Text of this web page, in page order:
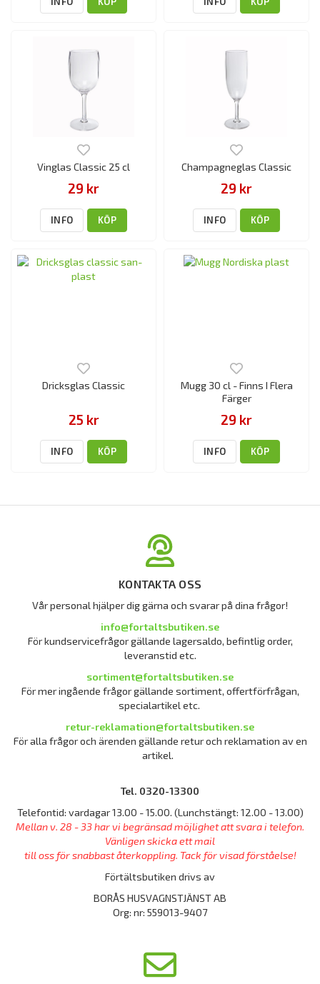
Vinglas Classic 25 cl
29 kr
INFO KÖP
Champagneglas Classic
29 kr
INFO KÖP
Dricksglas Classic
25 kr
INFO KÖP
Mugg 30 cl - Finns I Flera
Färger
29 kr
INFO KÖP
KONTAKTA OSS
Vår personal hjälper dig gärna och svarar på dina frågor!
info@fortaltsbutiken.se
För kundservicefrågor gällande lagersaldo, befintlig order,
leveranstid etc.
sortiment@fortaltsbutiken.se
För mer ingående frågor gällande sortiment, offertförfrågan,
specialartikel etc.
retur-reklamation@fortaltsbutiken.se
För alla frågor och ärenden gällande retur och reklamation av en
artikel.
Tel. 0320-13300
Telefontid: vardagar 13.00 - 15.00. (Lunchstängt: 12.00 - 13.00)
Mellan v. 28 - 33 har vi begränsad möjlighet att svara i telefon.
Vänligen skicka ett mail
till oss för snabbast återkoppling. Tack för visad förståelse!
Förtältsbutiken drivs av
BORÅS HUSVAGNSTJÄNST AB
Org: nr: 559013-9407